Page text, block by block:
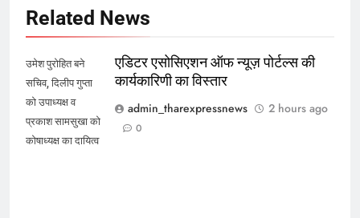
Related News
उमेश पुरोहित बने
सचिव, दिलीप गुप्ता
को उपाध्यक्ष व
प्रकाश सामसुखा को
कोषाध्यक्ष का दायित्व
एडिटर एसोसिएशन ऑफ न्यूज़ पोर्टल्स की
कार्यकारिणी का विस्तार
admin_tharexpressnews
2 hours ago
0